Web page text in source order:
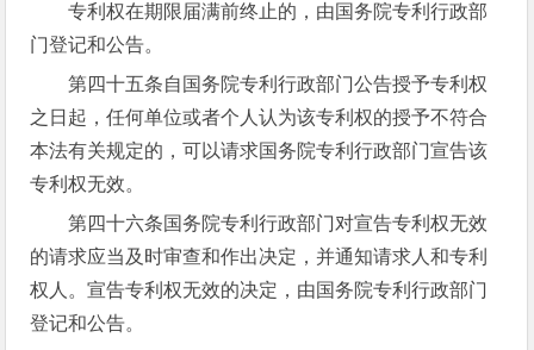
专利权在期限届满前终止的，由国务院专利行政部
门登记和公告。
第四十五条自国务院专利行政部门公告授予专利权
之日起，任何单位或者个人认为该专利权的授予不符合
本法有关规定的，可以请求国务院专利行政部门宣告该
专利权无效。
第四十六条国务院专利行政部门对宣告专利权无效
的请求应当及时审查和作出决定，并通知请求人和专利
权人。宣告专利权无效的决定，由国务院专利行政部门
登记和公告。